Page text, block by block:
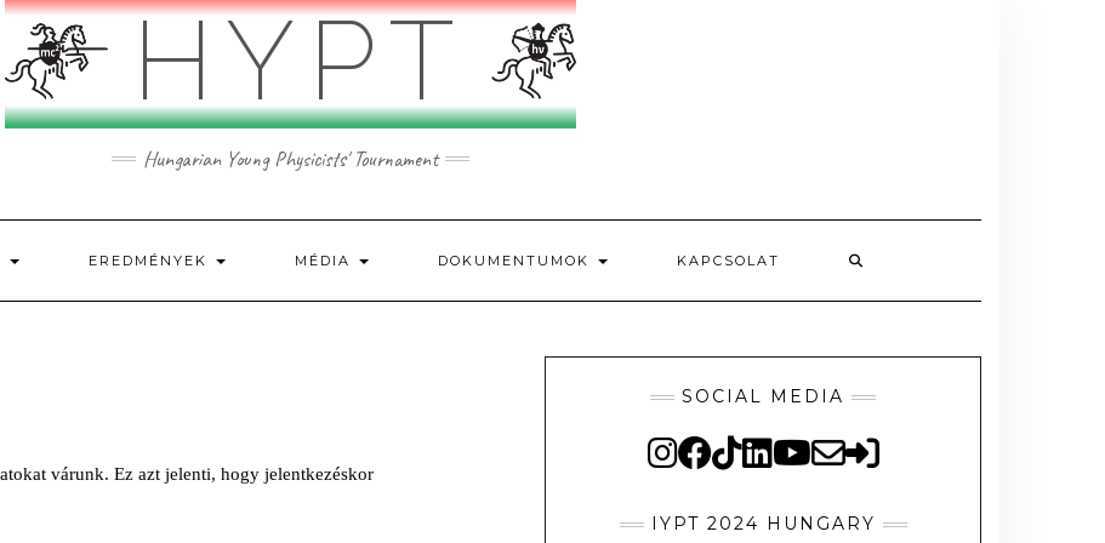
HYPT
Hungarian Young Physicists' Tournament
EREDMÉNYEK MÉDIA DOKUMENTUMOK KAPCSOLAT
SOCIAL MEDIA
IYPT 2024 HUNGARY